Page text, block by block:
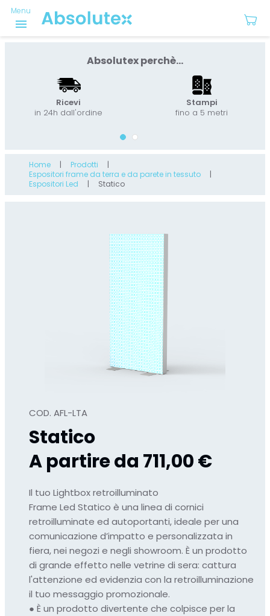
Menu
menu
Absolutex perchè...
Ricevi
in 24h dall'ordine
Stampi
fino a 5 metri
Home
Prodotti
Espositori frame da terra e da parete in tessuto
Espositori Led
Statico
COD. AFL-LTA
Statico
A partire da 711,00 €
Il tuo Lightbox retroilluminato
Frame Led Statico è una linea di cornici
retroilluminate ed autoportanti, ideale per una
comunicazione d’impatto e personalizzata in
fiera, nei negozi e negli showroom. È un prodotto
di grande effetto nelle vetrine di sera: cattura
l'attenzione ed evidenzia con la retroilluminazione
il tuo messaggio promozionale.
● È un prodotto divertente che colpisce per la